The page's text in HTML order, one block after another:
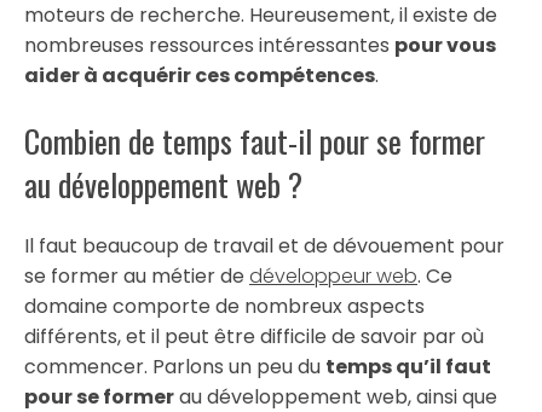
moteurs de recherche. Heureusement, il existe de
nombreuses ressources intéressantes pour vous
aider à acquérir ces compétences.
Combien de temps faut-il pour se former
au développement web ?
Il faut beaucoup de travail et de dévouement pour
se former au métier de développeur web. Ce
domaine comporte de nombreux aspects
différents, et il peut être difficile de savoir par où
commencer. Parlons un peu du temps qu’il faut
pour se formerau développement web, ainsi que